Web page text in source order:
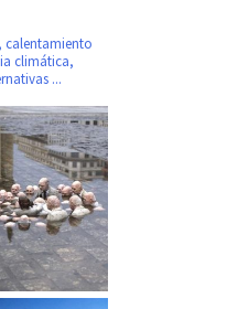
calentamiento
climática,
...